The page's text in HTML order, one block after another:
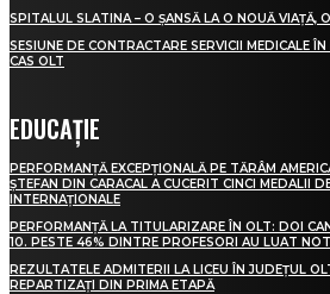
SPITALUL SLATINA – O ȘANSĂ LA O NOUĂ VIAȚĂ,
SESIUNE DE CONTRACTARE SERVICII MEDICALE
CAS OLT
EDUCAȚIE
PERFORMANȚĂ EXCEPȚIONALĂ PE TĂRÂM
ȘTEFAN DIN CARACAL A CUCERIT CINCI MEDALII
INTERNAȚIONALE
PERFORMANȚĂ LA TITULARIZARE ÎN OLT: DOI
10. PESTE 46% DINTRE PROFESORI AU LUAT
REZULTATELE ADMITERII LA LICEU ÎN JUDEȚUL
REPARTIZAȚI DIN PRIMA ETAPĂ